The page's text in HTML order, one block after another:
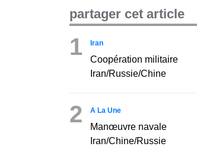
partager cet article
1 Iran
Coopération militaire
Iran/Russie/Chine
2 A La Une
Manœuvre navale
Iran/Chine/Russie